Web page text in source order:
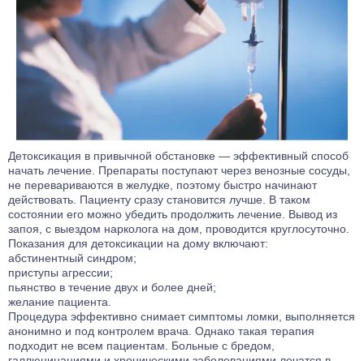
Детоксикация в привычной обстановке — эффективный способ
начать лечение. Препараты поступают через венозные сосуды,
не перевариваются в желудке, поэтому быстро начинают
действовать. Пациенту сразу становится лучше. В таком
состоянии его можно убедить продолжить лечение. Вывод из
запоя, с выездом нарколога на дом, проводится круглосуточно.
Показания для детоксикации на дому включают:
абстинентный синдром;
приступы агрессии;
пьянство в течение двух и более дней;
желание пациента.
Процедура эффективно снимает симптомы ломки, выполняется
анонимно и под контролем врача. Однако такая терапия
подходит не всем пациентам. Больные с бредом,